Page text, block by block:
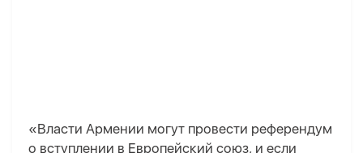
«Власти Армении могут провести референдум
о вступлении в Европейский союз, и если